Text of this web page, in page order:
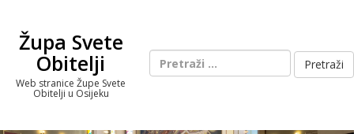
contentŽupa Svete
Obitelji
Web stranice Župe Svete
Obitelji u Osijeku
Pretraži: